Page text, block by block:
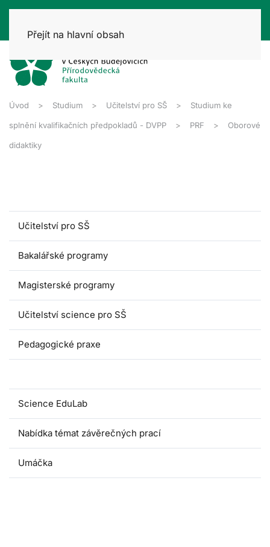
Přejít na hlavní obsah
Úvod Studium Učitelství pro SŠ Studium ke
splnění kvalifikačních předpokladů - DVPP PRF Oborové
didaktiky
Učitelství pro SŠ
Bakalářské programy
Magisterské programy
Učitelství science pro SŠ
Pedagogické praxe
Science EduLab
Nabídka témat závěrečných prací
Umáčka